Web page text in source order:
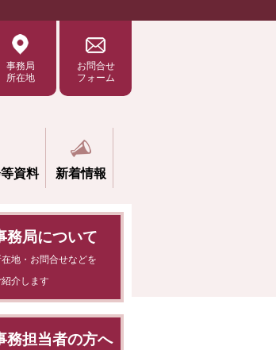
事務局
所在地
お問合せ
フォーム
資料 新着情報
務局について
在地・お問合せなどを
紹介します
務担当者の方へ